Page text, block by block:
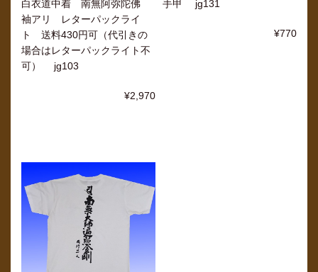
白衣道中着 南無阿弥陀佛
袖アリ レターパックライ
ト 送料430円可（代引きの
場合はレターパックライト不
可） jg103
¥2,970
手甲 jg131
¥770